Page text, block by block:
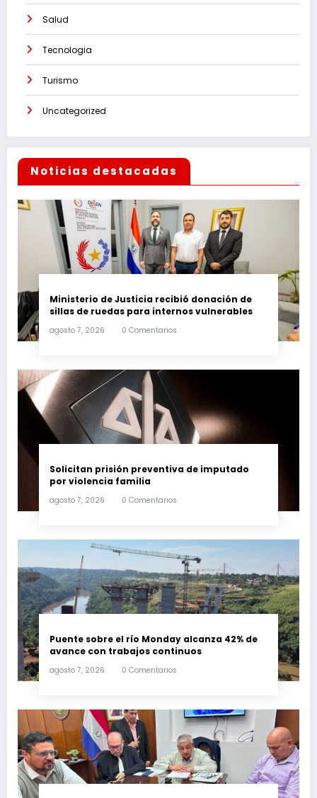
Salud
Tecnologia
Turismo
Uncategorized
Noticias destacadas
Ministerio de Justicia recibió donación de
sillas de ruedas para internos vulnerables
agosto 7, 2026 0 Comentarios
Solicitan prisión preventiva de imputado
por violencia familia
agosto 7, 2026 0 Comentarios
Puente sobre el río Monday alcanza 42% de
avance con trabajos continuos
agosto 7, 2026 0 Comentarios